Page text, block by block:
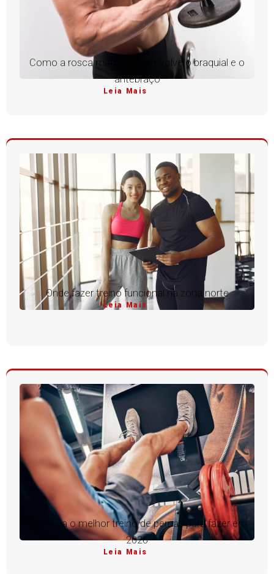
Como a rosca martelo desenvolve o braquial e o
antebraço
Leia Mais
Onde fazer treino funcional na zona norte
Leia Mais
Conheça o melhor treino de pernas para fazer em
2026
Leia Mais